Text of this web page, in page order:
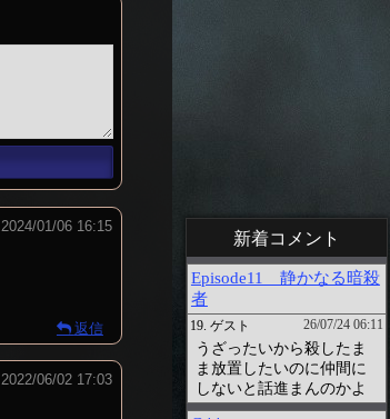
新着コメント
2024/01/06 16:15
返信
2022/06/02 17:03